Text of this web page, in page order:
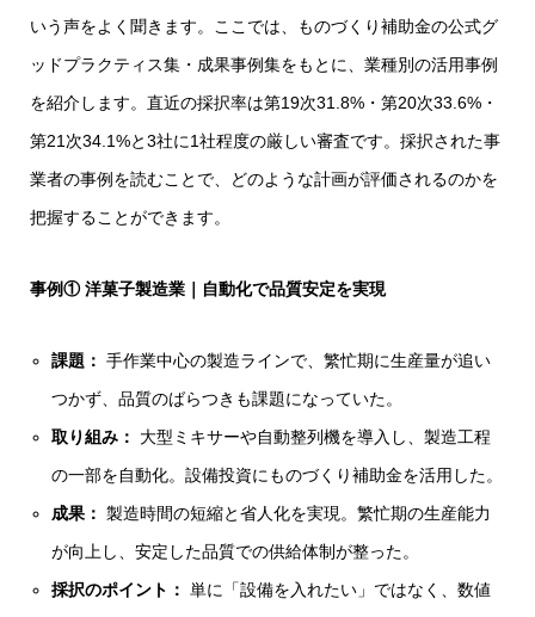
いう声をよく聞きます。ここでは、ものづくり補助金の公式グ
ッドプラクティス集・成果事例集をもとに、業種別の活用事例
を紹介します。直近の採択率は第19次31.8%・第20次33.6%・
第21次34.1%と3社に1社程度の厳しい審査です。採択された事
業者の事例を読むことで、どのような計画が評価されるのかを
把握することができます。
事例① 洋菓子製造業｜自動化で品質安定を実現
課題： 手作業中心の製造ラインで、繁忙期に生産量が追い
つかず、品質のばらつきも課題になっていた。
取り組み：
大型ミキサーや自動整列機を導入し、製造工程
の一部を自動化。設備投資にものづくり補助金を活用した。
成果： 製造時間の短縮と省人化を実現。繁忙期の生産能力
が向上し、安定した品質での供給体制が整った。
採択のポイント： 単に「設備を入れたい」ではなく、数値